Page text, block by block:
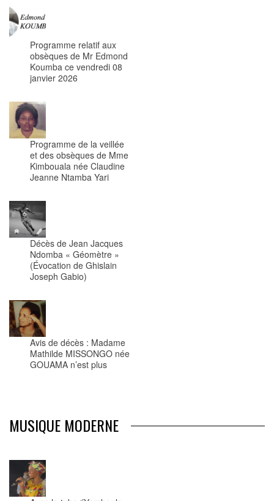
Programme relatif aux
obsèques de Mr Edmond
Koumba ce vendredi 08
janvier 2026
Programme de la veillée
et des obsèques de Mme
Kimbouala née Claudine
Jeanne Ntamba Yari
Décès de Jean Jacques
Ndomba « Géomètre »
(Évocation de Ghislain
Joseph Gabio)
Avis de décès : Madame
Mathilde MISSONGO née
GOUAMA n’est plus
MUSIQUE MODERNE